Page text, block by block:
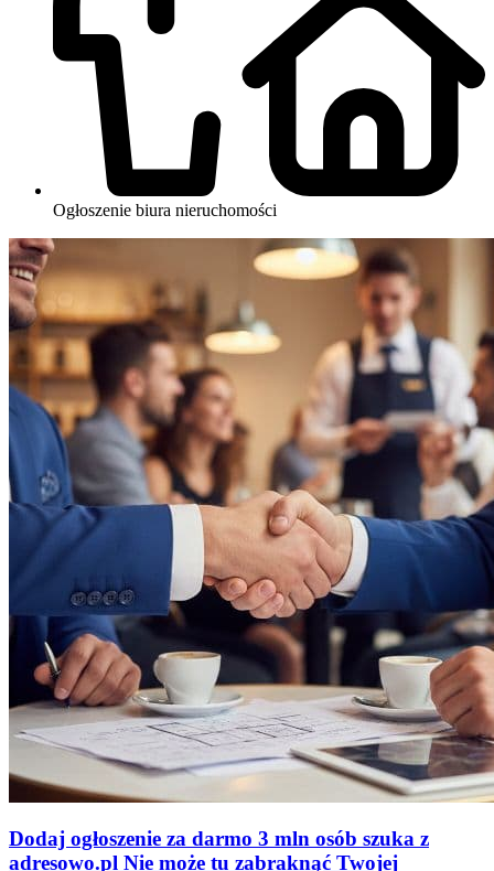
Ogłoszenie biura nieruchomości
Dodaj ogłoszenie za darmo 3 mln osób szuka z
adresowo.pl Nie może tu zabraknąć Twojej